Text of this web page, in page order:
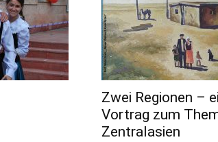
Zwei Regionen –
Vortrag zum
Zentralasien